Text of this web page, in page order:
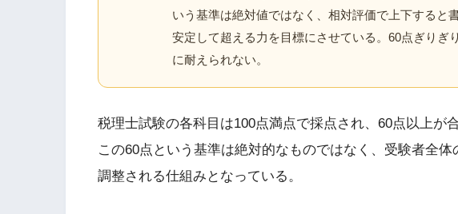
いう基準は絶対値ではなく、相対評価で上下すると
安定して超える力を目標にさせている。60点ぎりぎ
に耐えられない。
税理士試験の各科目は100点満点で採点され、60点以上が
この60点という基準は絶対的なものではなく、受験者全
調整される仕組みとなっている。